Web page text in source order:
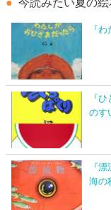
『
『
のす
『
海の